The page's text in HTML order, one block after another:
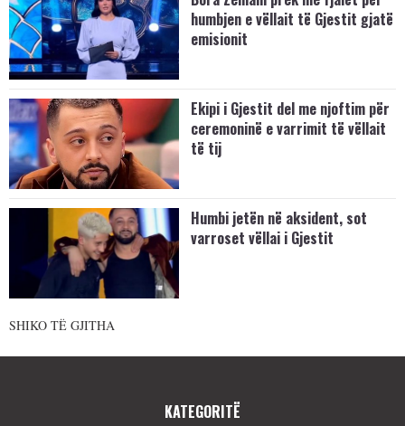
humbjen e vëllait të Gjestit gjatë
emisionit
Ekipi i Gjestit del me njoftim për
ceremoninë e varrimit të vëllait
të tij
Humbi jetën në aksident, sot
varroset vëllai i Gjestit
SHIKO TË GJITHA
KATEGORITË